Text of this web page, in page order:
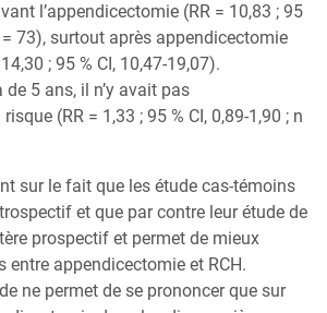
l’appendicectomie (RR = 10,83 ; 95
= 73), surtout après appendicectomie
; 95 % CI, 10,47-19,07).
de 5 ans, il n’y avait pas
(RR = 1,33 ; 95 % CI, 0,89-1,90 ; n
sur le fait que les étude cas-témoins
et que par contre leur étude de
prospectif et permet de mieux
entre appendicectomie et RCH.
ne permet de se prononcer que sur